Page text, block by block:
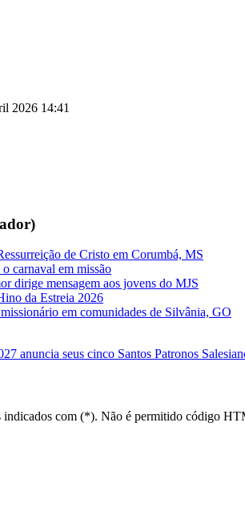
2026 14:41
de Cristo em Corumbá, MS
carnaval em missão
dirige mensagem aos jovens do MJS
da Estreia 2026
em comunidades de Silvânia, GO
anuncia seus cinco Santos Patronos
indicados com (*). Não é permitido código